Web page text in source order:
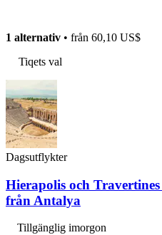
1 alternativ • från 60,10 US$
Tiqets val
Dagsutflykter
Hierapolis och
från Antalya
Tillgänglig imorgon